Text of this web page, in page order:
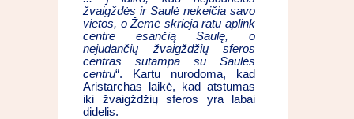
žvaigždės ir Saulė nekeičia savo
vietos, o Žemė skrieja ratu aplink
centre esančią Saulę, o
nejudančių žvaigždžių sferos
centras sutampa su Saulės
centru“. Kartu nurodoma, kad
Aristarchas laikė, kad atstumas
iki žvaigždžių sferos yra labai
didelis.